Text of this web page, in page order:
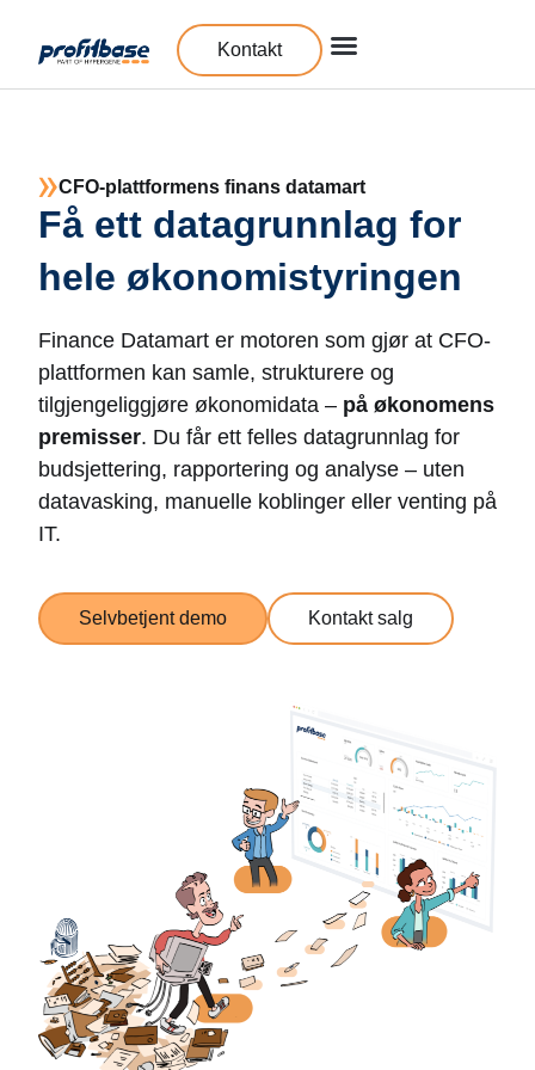
Kontakt
CFO-plattformens finans datamart
Få ett datagrunnlag for
hele økonomistyringen
Finance Datamart er motoren som gjør at CFO-
plattformen kan samle, strukturere og
tilgjengeliggjøre økonomidata – på økonomens
premisser. Du får ett felles datagrunnlag for
budsjettering, rapportering og analyse – uten
datavasking, manuelle koblinger eller venting på
IT.
Selvbetjent demo Kontakt salg